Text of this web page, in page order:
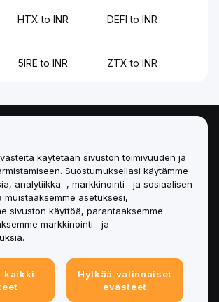
HTX to INR DEFI to INR
5IRE to INR ZTX to INR
käytetään sivuston toimivuuden ja
Suostumuksellasi käytämme
analytiikka-, markkinointi- ja sosiaalisen
muistaaksemme asetuksesi,
sivuston käyttöä, parantaaksemme
markkinointi- ja
kaikki
Hylkää valinnaiset
evästeet